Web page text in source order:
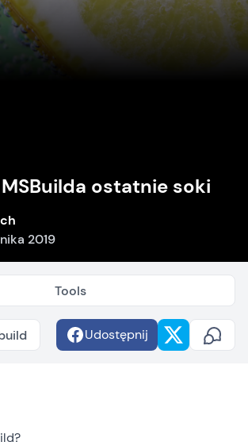
ostatnie soki
2019
Tools
Udostępnij